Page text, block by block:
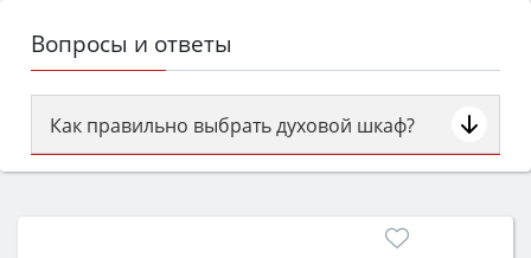
Вопросы и ответы
Как правильно выбрать духовой шкаф?
Сначала определитесь с типом (газовый или
затем смотрите на объём 50–70 л для семьи,